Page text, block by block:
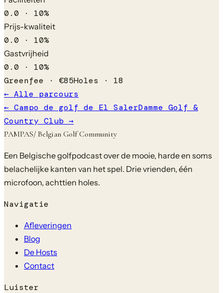
0.0 · 10%
Prijs-kwaliteit
0.0 · 10%
Gastvrijheid
0.0 · 10%
Greenfee · €85Holes · 18
← Alle parcours
← Campo de golf de El SalerDamme Golf &
Country Club →
PAMPAS/ Belgian Golf Community
Een Belgische golfpodcast over de mooie, harde en soms
belachelijke kanten van het spel. Drie vrienden, één
microfoon, achttien holes.
Navigatie
Afleveringen
Blog
De Hosts
Contact
Luister